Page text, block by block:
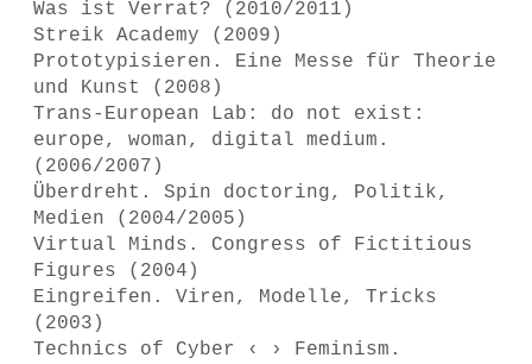
Was ist Verrat? (2010/2011)
Streik Academy (2009)
Prototypisieren. Eine Messe für Theorie
und Kunst (2008)
Trans-European Lab: do not exist:
europe, woman, digital medium.
(2006/2007)
Überdreht. Spin doctoring, Politik,
Medien (2004/2005)
Virtual Minds. Congress of Fictitious
Figures (2004)
Eingreifen. Viren, Modelle, Tricks
(2003)
Technics of Cyber ‹ › Feminism.